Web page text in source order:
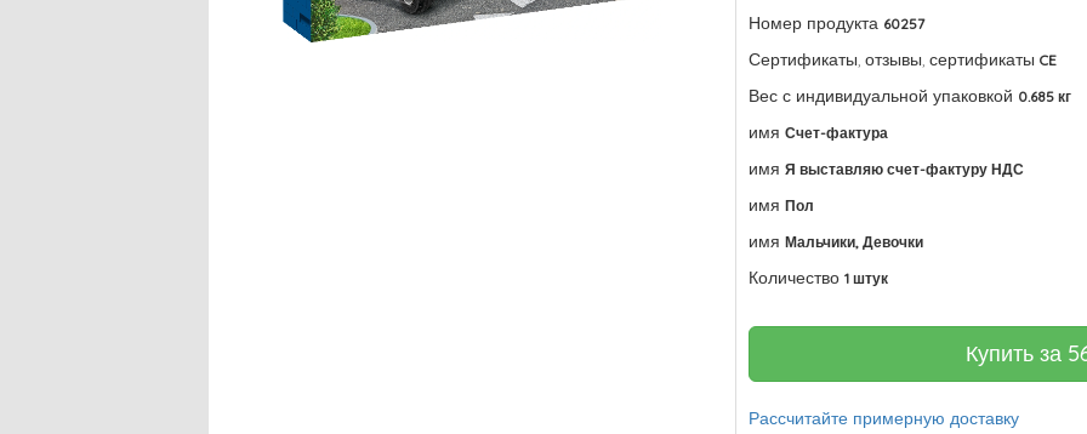
Номер продукта 60257
Сертификаты, отзывы, сертификаты CE
Вес с индивидуальной упаковкой 0.685 кг
имя Счет-фактура
имя Я выставляю счет-фактуру НДС
имя Пол
имя Мальчики, Девочки
Количество 1 штук
Купить за
Рассчитайте примерную доставку